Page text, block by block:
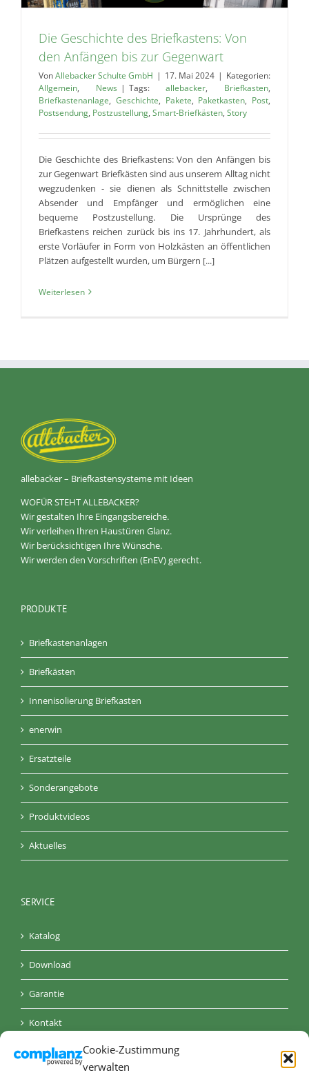
Cookie-Zustimmung
verwalten
Die Geschichte des Briefkastens: Von
den Anfängen bis zur Gegenwart
VonAllebacker Schulte GmbH | 17. Mai 2024 | Kategorien:
Allgemein, News | Tags:allebacker, Briefkasten,
Briefkastenanlage, Geschichte, Pakete, Paketkasten, Post,
Postsendung, Postzustellung, Smart-Briefkästen, Story
Die Geschichte des Briefkastens: Von den Anfängen bis
zur Gegenwart Briefkästen sind aus unserem Alltag nicht
wegzudenken - sie dienen als Schnittstelle zwischen
Absender und Empfänger und ermöglichen eine
bequeme Postzustellung. Die Ursprünge des
Briefkastens reichen zurück bis ins 17. Jahrhundert, als
erste Vorläufer in Form von Holzkästen an öffentlichen
Plätzen aufgestellt wurden, um Bürgern [...]
Weiterlesen
allebacker – Briefkastensysteme mit Ideen
WOFÜR STEHT ALLEBACKER?
Wir gestalten Ihre Eingangsbereiche.
Wir verleihen Ihren Haustüren Glanz.
Wir berücksichtigen Ihre Wünsche.
Wir werden den Vorschriften (EnEV) gerecht.
PRODUKTE
Briefkastenanlagen
Briefkästen
Innenisolierung Briefkasten
enerwin
Ersatzteile
Sonderangebote
Produktvideos
Aktuelles
SERVICE
Katalog
Download
Garantie
Kontakt
AGB